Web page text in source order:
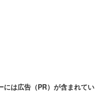
には広告（PR）が含まれてい